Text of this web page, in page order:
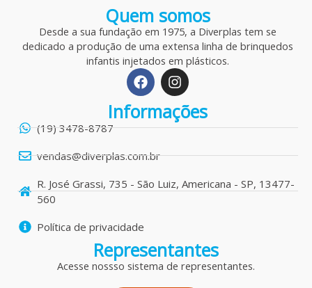
Quem somos
Desde a sua fundação em 1975, a Diverplas tem se
dedicado a produção de uma extensa linha de brinquedos
infantis injetados em plásticos.
F
a
c
e
b
o
I
n
s
t
a
r
m
Informações
(19) 3478-8787
vendas@diverplas.com.br
R. José Grassi, 735 - São Luiz, Americana - SP, 13477-
560
Política de privacidade
Representantes
Acesse nossso sistema de representantes.